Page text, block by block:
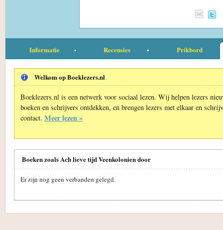
Informatie Recensies Prikbord
Welkom op Boeklezers.nl
Boeklezers.nl is een netwerk voor sociaal lezen. Wij helpen lezers
boeken en schrijvers ontdekken, en brengen lezers met elkaar en
contact. Meer lezen »
Boeken zoals Ach lieve tijd Veenkolonien door
Er zijn nog geen verbanden gelegd.